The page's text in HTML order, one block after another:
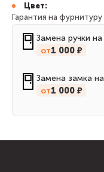
Цвет:
Гарантия на фурнитуру
Замена ручки на
от1 000 ₽
Замена замка
от1 000 ₽